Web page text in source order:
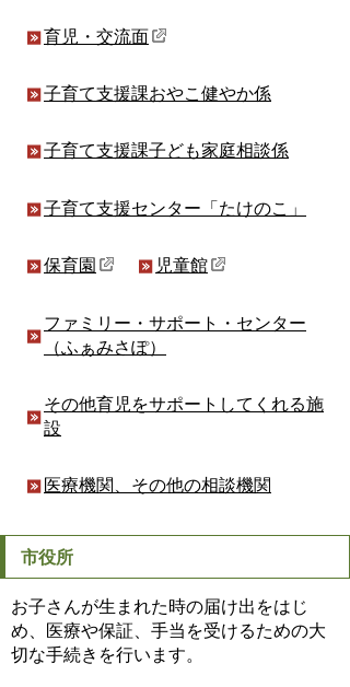
育児・交流面
子育て支援課おやこ健やか係
子育て支援課子ども家庭相談係
子育て支援センター「たけのこ」
保育園 児童館
ファミリー・サポート・センター
（ふぁみさぽ）
その他育児をサポートしてくれる施
設
医療機関、その他の相談機関
市役所
お子さんが生まれた時の届け出をはじ
め、医療や保証、手当を受けるための大
切な手続きを行います。